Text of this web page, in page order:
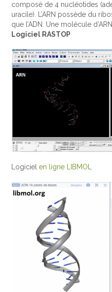
composé de 4 nucléotides
uracile). L’ARN possède du
que l’ADN. Une molécule
Logiciel RASTOP
Logicielen ligne LIBMOL